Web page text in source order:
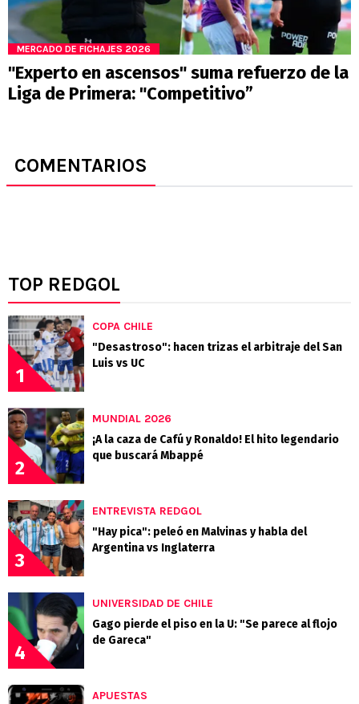
MERCADO DE FICHAJES 2026
"Experto en ascensos" suma refuerzo de la
Liga de Primera: "Competitivo”
COMENTARIOS
TOP REDGOL
1
COPA CHILE
"Desastroso": hacen trizas el arbitraje del San
Luis vs UC
2
MUNDIAL 2026
¡A la caza de Cafú y Ronaldo! El hito legendario
que buscará Mbappé
3
ENTREVISTA REDGOL
"Hay pica": peleó en Malvinas y habla del
Argentina vs Inglaterra
4
UNIVERSIDAD DE CHILE
Gago pierde el piso en la U: "Se parece al flojo
de Gareca"
APUESTAS